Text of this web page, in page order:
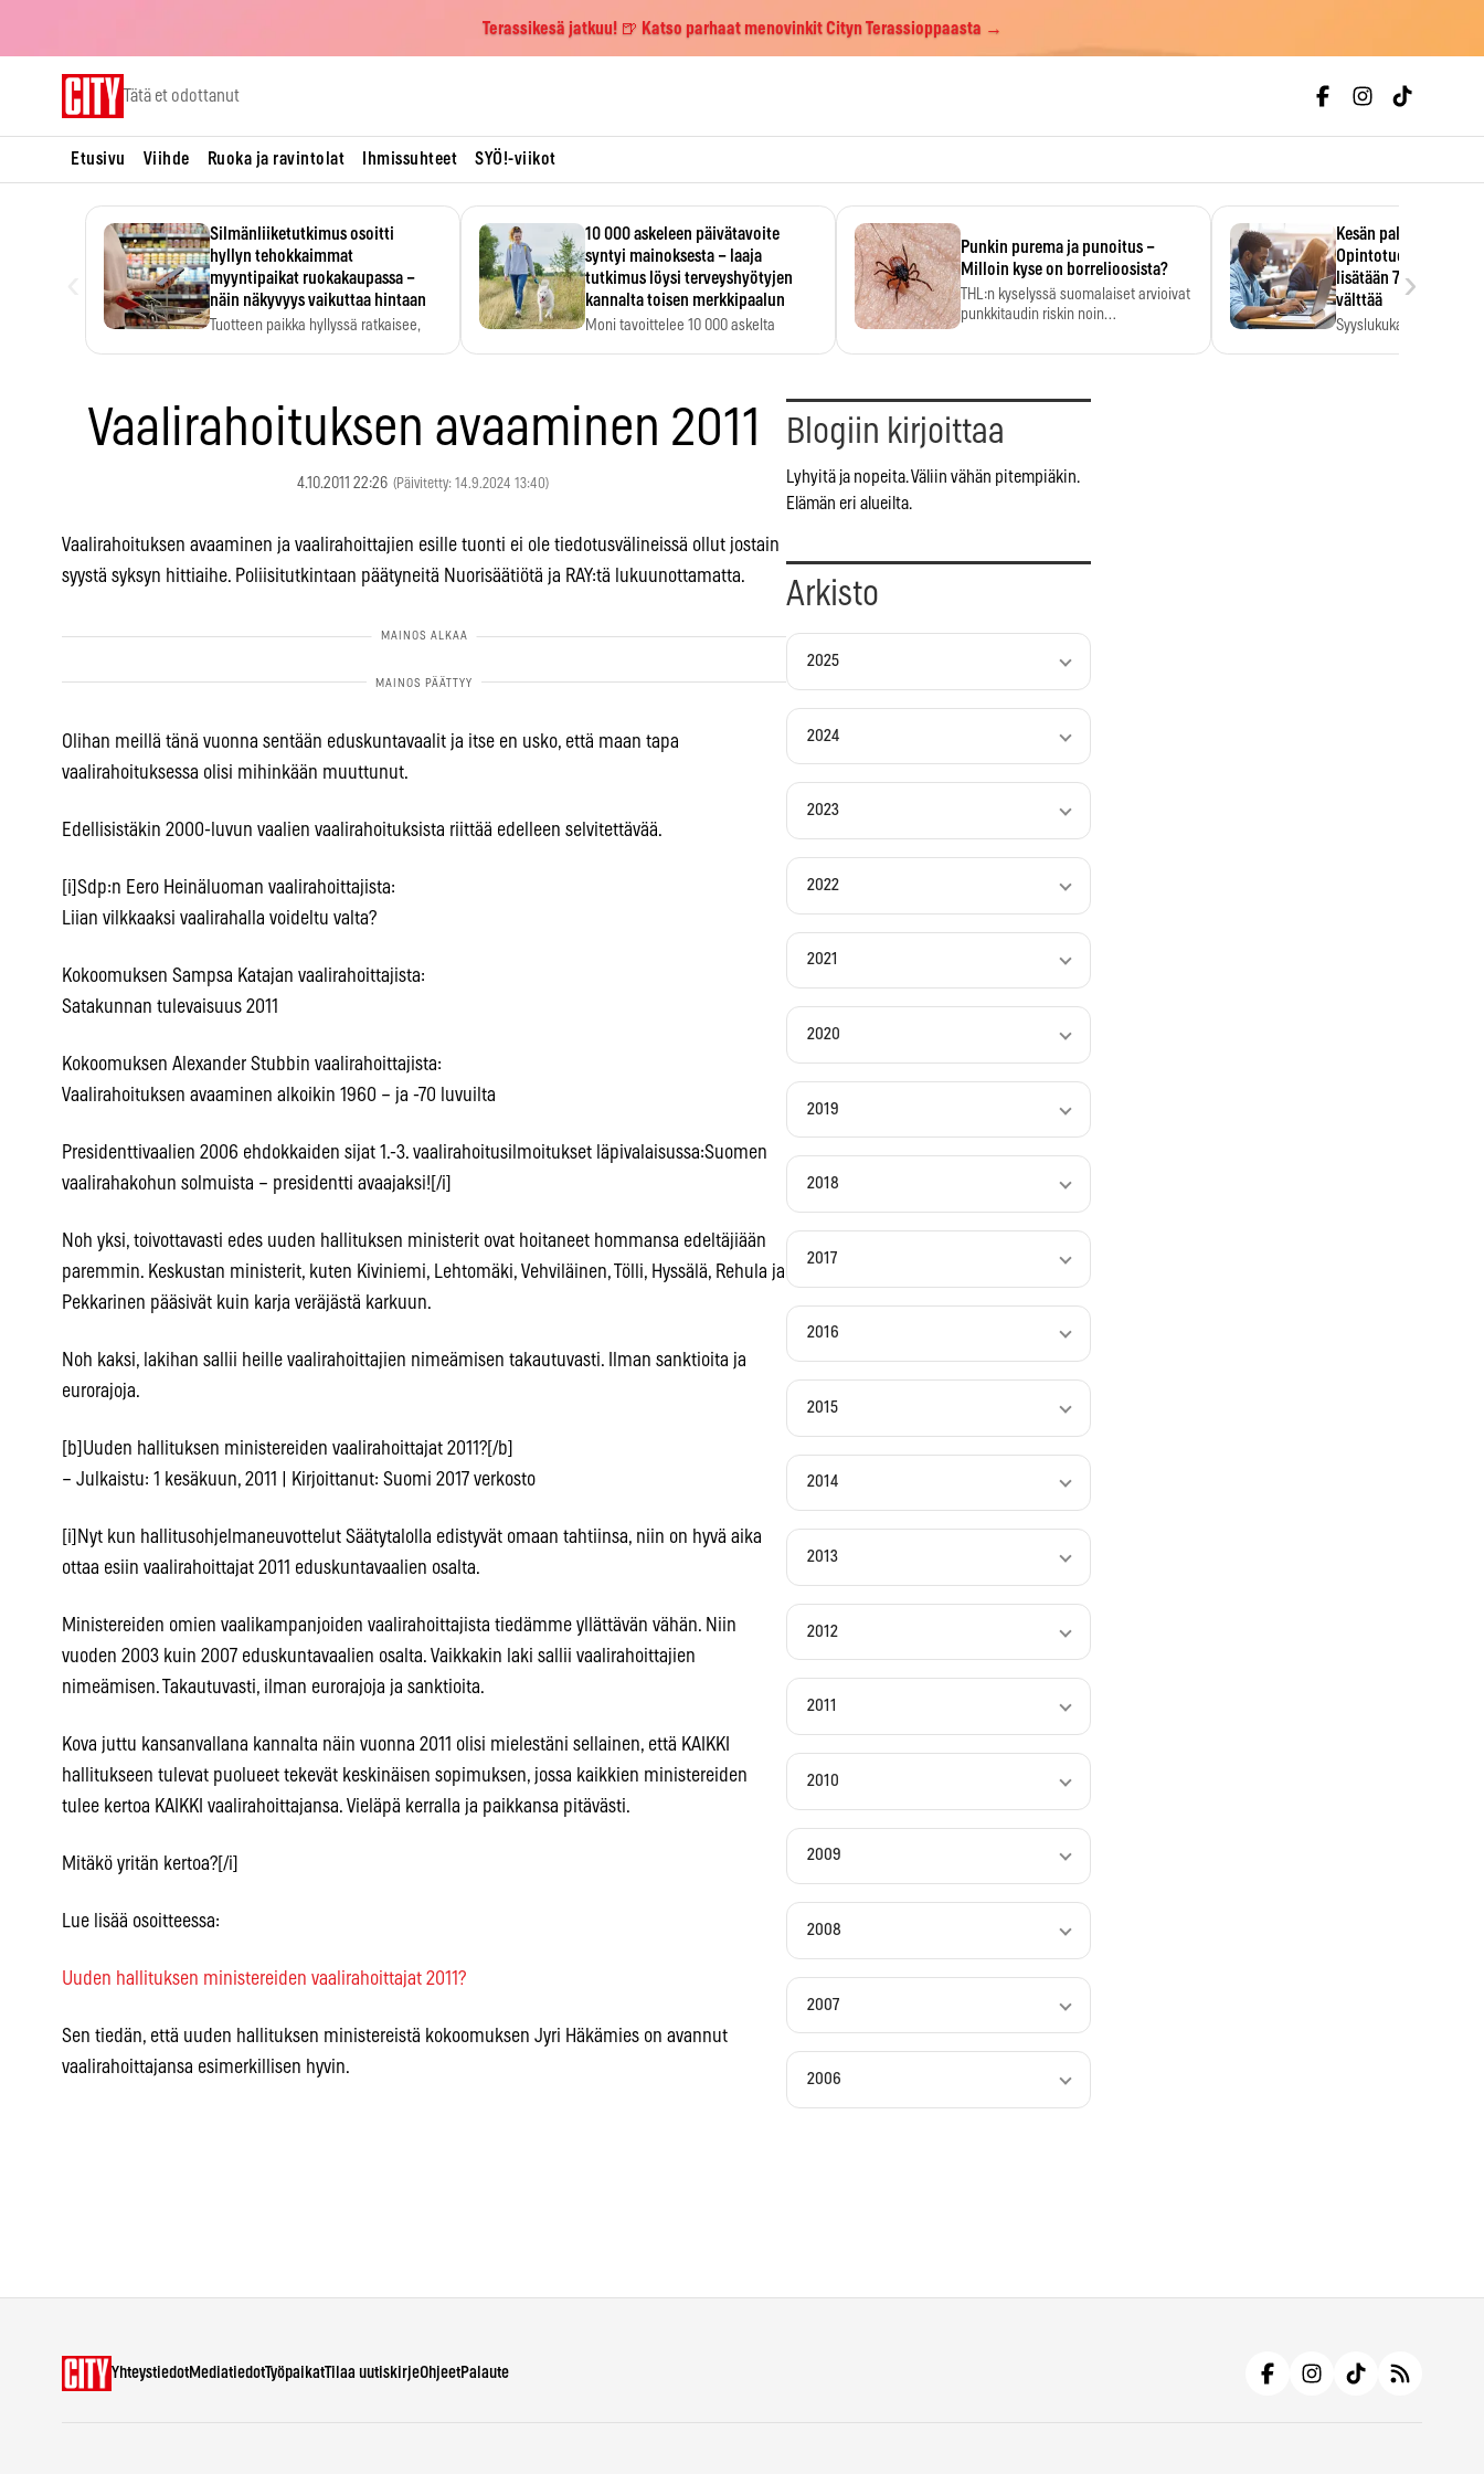
Terassikesä jatkuu! 🍺 Katso parhaat menovinkit Cityn Terassioppaasta →
Tätä et odottanut
Etusivu Viihde Ruoka ja ravintolat Ihmissuhteet SYÖ!-viikot
Silmänliiketutkimus osoitti
hyllyn tehokkaimmat
myyntipaikat ruokakaupassa –
näin näkyvyys vaikuttaa hintaan
Tuotteen paikka hyllyssä ratkaisee,
10 000 askeleen päivätavoite
syntyi mainoksesta – laaja
tutkimus löysi terveyshyötyjen
kannalta toisen merkkipaalun
Moni tavoittelee 10 000 askelta
Punkin purema ja punoitus –
Milloin kyse on borrelioosista?
THL:n kyselyssä suomalaiset arvioivat
punkkitaudin riskin noin
Kesän palkka
Opintotuen
lisätään 7,5
välttää
Syyslukukauden
›
Vaalirahoituksen avaaminen 2011
4.10.2011 22:26 (Päivitetty: 14.9.2024 13:40)
Vaalirahoituksen avaaminen ja vaalirahoittajien esille tuonti ei ole tiedotusvälineissä ollut jostain
syystä syksyn hittiaihe. Poliisitutkintaan päätyneitä Nuorisäätiötä ja RAY:tä lukuunottamatta.
Olihan meillä tänä vuonna sentään eduskuntavaalit ja itse en usko, että maan tapa
vaalirahoituksessa olisi mihinkään muuttunut.
Edellisistäkin 2000-luvun vaalien vaalirahoituksista riittää edelleen selvitettävää.
[i]Sdp:n Eero Heinäluoman vaalirahoittajista:
Liian vilkkaaksi vaalirahalla voideltu valta?
Kokoomuksen Sampsa Katajan vaalirahoittajista:
Satakunnan tulevaisuus 2011
Kokoomuksen Alexander Stubbin vaalirahoittajista:
Vaalirahoituksen avaaminen alkoikin 1960 – ja -70 luvuilta
Presidenttivaalien 2006 ehdokkaiden sijat 1.-3. vaalirahoitusilmoitukset läpivalaisussa:Suomen
vaalirahakohun solmuista – presidentti avaajaksi![/i]
Noh yksi, toivottavasti edes uuden hallituksen ministerit ovat hoitaneet hommansa edeltäjiään
paremmin. Keskustan ministerit, kuten Kiviniemi, Lehtomäki, Vehviläinen, Tölli, Hyssälä, Rehula ja
Pekkarinen pääsivät kuin karja veräjästä karkuun.
Noh kaksi, lakihan sallii heille vaalirahoittajien nimeämisen takautuvasti. Ilman sanktioita ja
eurorajoja.
[b]Uuden hallituksen ministereiden vaalirahoittajat 2011?[/b]
– Julkaistu: 1 kesäkuun, 2011 | Kirjoittanut: Suomi 2017 verkosto
[i]Nyt kun hallitusohjelmaneuvottelut Säätytalolla edistyvät omaan tahtiinsa, niin on hyvä aika
ottaa esiin vaalirahoittajat 2011 eduskuntavaalien osalta.
Ministereiden omien vaalikampanjoiden vaalirahoittajista tiedämme yllättävän vähän. Niin
vuoden 2003 kuin 2007 eduskuntavaalien osalta. Vaikkakin laki sallii vaalirahoittajien
nimeämisen. Takautuvasti, ilman eurorajoja ja sanktioita.
Kova juttu kansanvallana kannalta näin vuonna 2011 olisi mielestäni sellainen, että KAIKKI
hallitukseen tulevat puolueet tekevät keskinäisen sopimuksen, jossa kaikkien ministereiden
tulee kertoa KAIKKI vaalirahoittajansa. Vieläpä kerralla ja paikkansa pitävästi.
Mitäkö yritän kertoa?[/i]
Lue lisää osoitteessa:
Uuden hallituksen ministereiden vaalirahoittajat 2011?
Sen tiedän, että uuden hallituksen ministereistä kokoomuksen Jyri Häkämies on avannut
vaalirahoittajansa esimerkillisen hyvin.
Blogiin kirjoittaa
Lyhyitä ja nopeita. Väliin vähän pitempiäkin.
Elämän eri alueilta.
Arkisto
2025
2024
2023
2022
2021
2020
2019
2018
2017
2016
2015
2014
2013
2012
2011
2010
2009
2008
2007
2006
YhteystiedotMediatiedotTyöpaikatTilaa uutiskirjeOhjeetPalaute